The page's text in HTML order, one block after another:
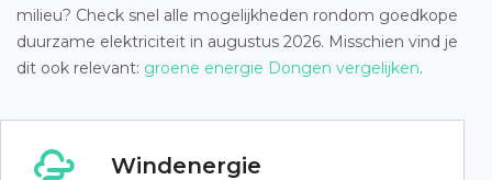
milieu? Check snel alle mogelijkheden rondom goedkope
duurzame elektriciteit in augustus 2026. Misschien vind je
dit ook relevant: groene energie Dongen vergelijken.
Windenergie